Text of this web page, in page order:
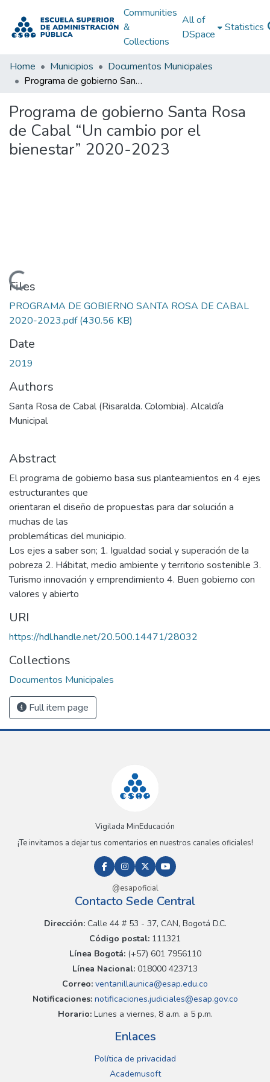
Communities
&
Collections
All of
DSpace
Statistics
Home Municipios
Documentos Municipales
Programa de gobierno Santa Rosa de Cabal “Un cambio por el bienestar” 2020-2023
Programa de gobierno Santa Rosa
de Cabal “Un cambio por el
bienestar” 2020-2023
Loading...
Files
PROGRAMA DE GOBIERNO SANTA ROSA DE CABAL
2020-2023.pdf(430.56 KB)
Date
2019
Authors
Santa Rosa de Cabal (Risaralda. Colombia). Alcaldía
Municipal
Abstract
El programa de gobierno basa sus planteamientos en 4 ejes
estructurantes que
orientaran el diseño de propuestas para dar solución a
muchas de las
problemáticas del municipio.
Los ejes a saber son; 1. Igualdad social y superación de la
pobreza 2. Hábitat, medio ambiente y territorio sostenible 3.
Turismo innovación y emprendimiento 4. Buen gobierno con
valores y abierto
URI
https://hdl.handle.net/20.500.14471/28032
Collections
Documentos Municipales
Full item page
Vigilada MinEducación
¡Te invitamos a dejar tus comentarios en nuestros canales oficiales!
@esapoficial
Contacto Sede Central
Dirección:Calle 44 # 53 - 37, CAN, Bogotá D.C.
Código postal: 111321
Línea Bogotá:(+57) 601 7956110
Línea Nacional: 018000 423713
Correo: ventanillaunica@esap.edu.co
Notificaciones:notificaciones.judiciales@esap.gov.co
Horario:Lunes a viernes, 8 a.m. a 5 p.m.
Enlaces
Política de privacidad
Academusoft